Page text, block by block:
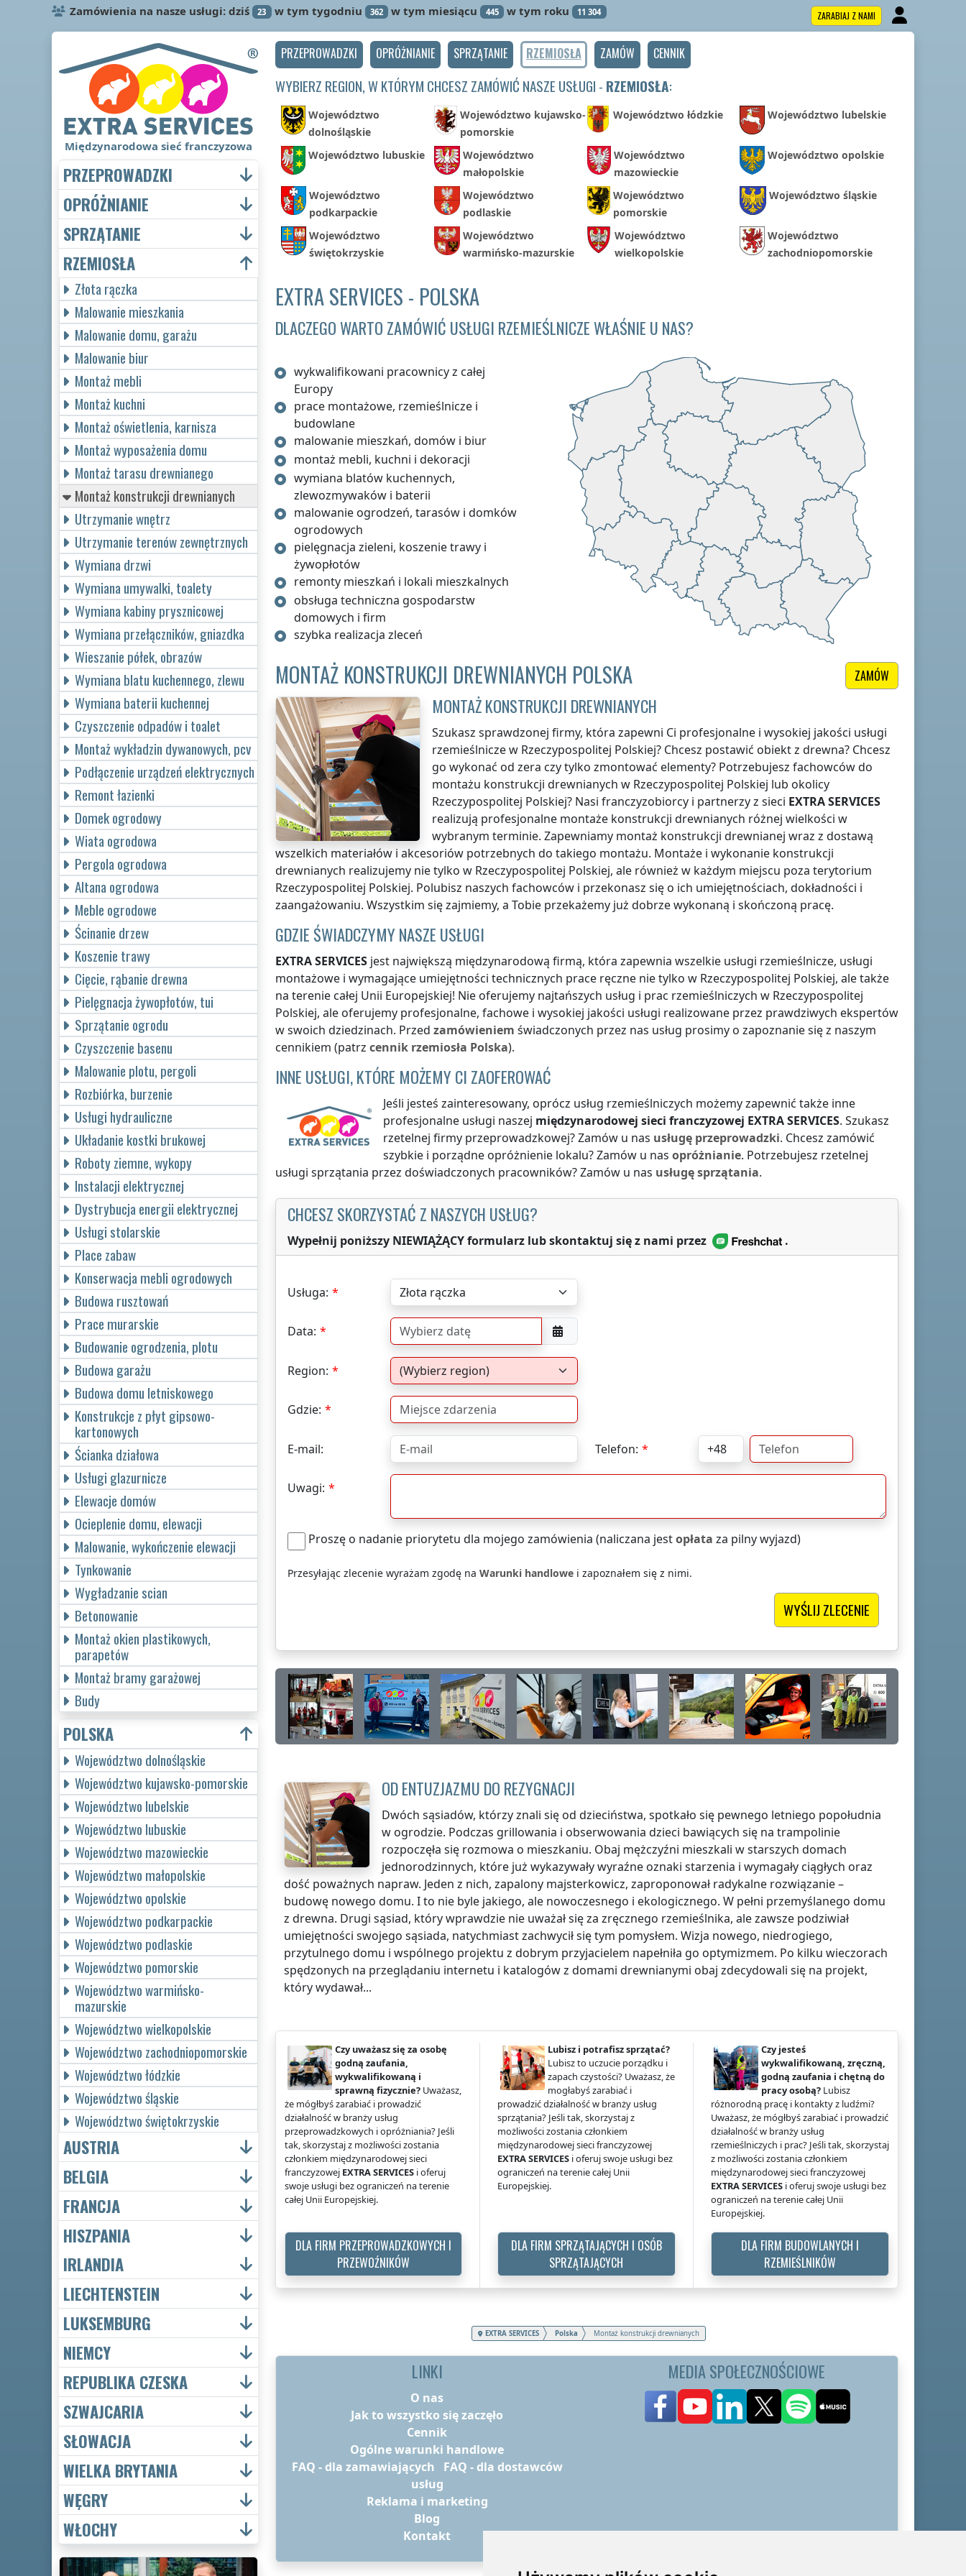
Zamówienia na nasze usługi: dziś 23 w tym tygodniu 362 w tym miesiącu 445 w tym roku 11 304 ZARABIAJ Z NAMI
PRZEPROWADZKI OPRÓŻNIANIE SPRZĄTANIE RZEMIOSŁA ZAMÓW CENNIK
WYBIERZ REGION, W KTÓRYM CHCESZ ZAMÓWIĆ NASZE USŁUGI - RZEMIOSŁA:
Województwo
dolnośląskie
Województwo kujawsko-
pomorskie
Województwo łódzkie Województwo lubelskie
Województwo lubuskie
Województwo
małopolskie
Województwo
mazowieckie
Województwo opolskie
Województwo
podkarpackie
Województwo
podlaskie
Województwo
pomorskie
Województwo śląskie
Województwo
świętokrzyskie
Województwo
warmińsko-mazurskie
Województwo
wielkopolskie
Województwo
zachodniopomorskie
EXTRA SERVICES - POLSKA
DLACZEGO WARTO ZAMÓWIĆ USŁUGI RZEMIEŚLNICZE WŁAŚNIE U NAS?
wykwalifikowani pracownicy z całej
Europy
prace montażowe, rzemieślnicze i
budowlane
malowanie mieszkań, domów i biur
montaż mebli, kuchni i dekoracji
wymiana blatów kuchennych,
zlewozmywaków i baterii
malowanie ogrodzeń, tarasów i domków
ogrodowych
pielęgnacja zieleni, koszenie trawy i
żywopłotów
remonty mieszkań i lokali mieszkalnych
obsługa techniczna gospodarstw
domowych i firm
szybka realizacja zleceń
ZAMÓW
MONTAŻ KONSTRUKCJI DREWNIANYCH POLSKA
MONTAŻ KONSTRUKCJI DREWNIANYCH
Szukasz sprawdzonej firmy, która zapewni Ci profesjonalne i wysokiej jakości usługi
rzemieślniczew Rzeczypospolitej Polskiej? Chcesz postawić obiekt z drewna? Chcesz
go wykonać od zera czy tylko zmontować elementy? Potrzebujesz fachowców do
montażu konstrukcji drewnianych w Rzeczypospolitej Polskiej lub okolicy
Rzeczypospolitej Polskiej? Nasi franczyzobiorcy i partnerzy z sieci EXTRA SERVICES
realizują profesjonalne montaże konstrukcji drewnianych różnej wielkości w
wybranym terminie. Zapewniamy montaż konstrukcji drewnianej wraz z dostawą
wszelkich materiałów i akcesoriów potrzebnych do takiego montażu. Montaże i wykonanie konstrukcji
drewnianych realizujemy nie tylko w Rzeczypospolitej Polskiej, ale również w każdym miejscu poza terytorium
Rzeczypospolitej Polskiej. Polubisz naszych fachowców i przekonasz się o ich umiejętnościach, dokładności i
zaangażowaniu. Wszystkim się zajmiemy, a Tobie przekażemy już dobrze wykonaną i skończoną pracę.
GDZIE ŚWIADCZYMY NASZE USŁUGI
EXTRA SERVICES jest największą międzynarodową firmą, która zapewnia wszelkie usługi rzemieślnicze, usługi
montażowe i wymagające umiejętności technicznych prace ręczne nie tylko w Rzeczypospolitej Polskiej, ale także
na terenie całej Unii Europejskiej! Nie oferujemy najtańszych usług i prac rzemieślniczych w Rzeczypospolitej
Polskiej, ale oferujemy profesjonalne, fachowe i wysokiej jakości usługi realizowane przez prawdziwych ekspertów
w swoich dziedzinach. Przed zamówieniem świadczonych przez nas usług prosimy o zapoznanie się z naszym
cennikiem (patrz cennik rzemiosła Polska).
INNE USŁUGI, KTÓRE MOŻEMY CI ZAOFEROWAĆ
Jeśli jesteś zainteresowany, oprócz usług rzemieślniczych możemy zapewnić także inne
profesjonalne usługi naszej międzynarodowej sieci franczyzowej EXTRA SERVICES. Szukasz
rzetelnej firmy przeprowadzkowej? Zamów u nas usługę przeprowadzki. Chcesz zamówić
szybkie i porządne opróżnienie lokalu? Zamów u nas opróżnianie. Potrzebujesz rzetelnej
usługi sprzątania przez doświadczonych pracowników? Zamów u nas usługę sprzątania.
CHCESZ SKORZYSTAĆ Z NASZYCH USŁUG?
Wypełnij poniższy NIEWIĄŻĄCY formularz lub skontaktuj się z nami przez .
Usługa:
Data:
Region:
Gdzie:
E-mail: Telefon:
Uwagi:
Proszę o nadanie priorytetu dla mojego zamówienia (naliczana jestopłata za pilny wyjazd)
Przesyłając zlecenie wyrażam zgodę na Warunki handlowe i zapoznałem się z nimi.
OD ENTUZJAZMU DO REZYGNACJI
Dwóch sąsiadów, którzy znali się od dzieciństwa, spotkało się pewnego letniego popołudnia
w ogrodzie. Podczas grillowania i obserwowania dzieci bawiących się na trampolinie
rozpoczęła się rozmowa o mieszkaniu. Obaj mężczyźni mieszkali w starszych domach
jednorodzinnych, które już wykazywały wyraźne oznaki starzenia i wymagały ciągłych oraz
dość poważnych napraw. Jeden z nich, zapalony majsterkowicz, zaproponował radykalne rozwiązanie –
budowę nowego domu. I to nie byle jakiego, ale nowoczesnego i ekologicznego. W pełni przemyślanego domu
z drewna. Drugi sąsiad, który wprawdzie nie uważał się za zręcznego rzemieślnika, ale zawsze podziwiał
umiejętności swojego sąsiada, natychmiast zachwycił się tym pomysłem. Wizja nowego, niedrogiego,
przytulnego domu i wspólnego projektu z dobrym przyjacielem napełniła go optymizmem. Po kilku wieczorach
spędzonych na przeglądaniu internetu i katalogów z domami drewnianymi obaj zdecydowali się na projekt,
który wydawał...
Czy uważasz się za osobę
godną zaufania,
wykwalifikowaną i
sprawną fizycznie? Uważasz,
że mógłbyś zarabiać i prowadzić
działalność w branży usług
przeprowadzkowych i opróżniania? Jeśli
tak, skorzystaj z możliwości zostania
członkiem międzynarodowej sieci
franczyzowej EXTRA SERVICES i oferuj
swoje usługi bez ograniczeń na terenie
całej Unii Europejskiej.
DLA FIRM PRZEPROWADZKOWYCH I
PRZEWOŹNIKÓW
Lubisz i potrafisz sprzątać?
Lubisz to uczucie porządku i
zapach czystości? Uważasz, że
mogłabyś zarabiać i
prowadzić działalność w branży usług
sprzątania? Jeśli tak, skorzystaj z
możliwości zostania członkiem
międzynarodowej sieci franczyzowej
EXTRA SERVICES i oferuj swoje usługi bez
ograniczeń na terenie całej Unii
Europejskiej.
DLA FIRM SPRZĄTAJĄCYCH I OSÓB
SPRZĄTAJĄCYCH
Czy jesteś
wykwalifikowaną, zręczną,
godną zaufania i chętną do
pracy osobą?Lubisz
różnorodną pracę i kontakty z ludźmi?
Uważasz, że mógłbyś zarabiać i prowadzić
działalność w branży usług
rzemieślniczych i prac? Jeśli tak, skorzystaj
z możliwości zostania członkiem
międzynarodowej sieci franczyzowej
EXTRA SERVICESi oferuj swoje usługi bez
ograniczeń na terenie całej Unii
Europejskiej.
DLA FIRM BUDOWLANYCH I
RZEMIEŚLNIKÓW
EXTRA SERVICES Polska Montaż konstrukcji drewnianych
LINKI
O nas
Jak to wszystko się zaczęło
Cennik
Ogólne warunki handlowe
FAQ - dla zamawiających
FAQ - dla dostawców
usług
Reklama i marketing
Blog
Kontakt
MEDIA SPOŁECZNOŚCIOWE
Międzynarodowa sieć franczyzowa
PRZEPROWADZKI
OPRÓŻNIANIE
SPRZĄTANIE
RZEMIOSŁA
Złota rączka
Malowanie mieszkania
Malowanie domu, garażu
Malowanie biur
Montaż mebli
Montaż kuchni
Montaż oświetlenia, karnisza
Montaż wyposażenia domu
Montaż tarasu drewnianego
Montaż konstrukcji drewnianych
Utrzymanie wnętrz
Utrzymanie terenów zewnętrznych
Wymiana drzwi
Wymiana umywalki, toalety
Wymiana kabiny prysznicowej
Wymiana przełączników, gniazdka
Wieszanie półek, obrazów
Wymiana blatu kuchennego, zlewu
Wymiana baterii kuchennej
Czyszczenie odpadów i toalet
Montaż wykładzin dywanowych, pcv
Podłączenie urządzeń elektrycznych
Remont łazienki
Domek ogrodowy
Wiata ogrodowa
Pergola ogrodowa
Altana ogrodowa
Meble ogrodowe
Ścinanie drzew
Koszenie trawy
Cięcie, rąbanie drewna
Pielęgnacja żywopłotów, tui
Sprzątanie ogrodu
Czyszczenie basenu
Malowanie plotu, pergoli
Rozbiórka, burzenie
Usługi hydrauliczne
Układanie kostki brukowej
Roboty ziemne, wykopy
Instalacji elektrycznej
Dystrybucja energii elektrycznej
Usługi stolarskie
Place zabaw
Konserwacja mebli ogrodowych
Budowa rusztowań
Prace murarskie
Budowanie ogrodzenia, plotu
Budowa garażu
Budowa domu letniskowego
Konstrukcje z płyt gipsowo-
kartonowych
Ścianka działowa
Usługi glazurnicze
Elewacje domów
Ocieplenie domu, elewacji
Malowanie, wykończenie elewacji
Tynkowanie
Wygładzanie scian
Betonowanie
Montaż okien plastikowych,
parapetów
Montaż bramy garażowej
Budy
POLSKA
Województwo dolnośląskie
Województwo kujawsko-pomorskie
Województwo lubelskie
Województwo lubuskie
Województwo mazowieckie
Województwo małopolskie
Województwo opolskie
Województwo podkarpackie
Województwo podlaskie
Województwo pomorskie
Województwo warmińsko-
mazurskie
Województwo wielkopolskie
Województwo zachodniopomorskie
Województwo łódzkie
Województwo śląskie
Województwo świętokrzyskie
AUSTRIA
BELGIA
FRANCJA
HISZPANIA
IRLANDIA
LIECHTENSTEIN
LUKSEMBURG
NIEMCY
REPUBLIKA CZESKA
SZWAJCARIA
SŁOWACJA
WIELKA BRYTANIA
WĘGRY
WŁOCHY